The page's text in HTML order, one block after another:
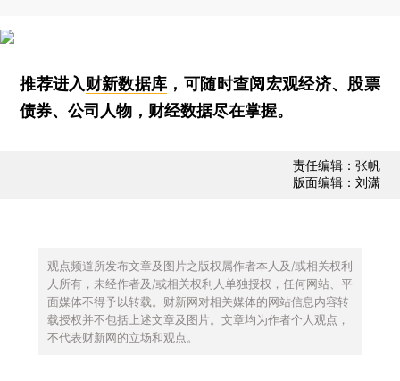
推荐进入财新数据库 ，可随时查阅宏观经济、股票
债券、公司人物，财经数据尽在掌握。
责任编辑：张帆
版面编辑：刘潇
观点频道所发布文章及图片之版权属作者本人及/或相关权利
人所有，未经作者及/或相关权利人单独授权，任何网站、平
面媒体不得予以转载。财新网对相关媒体的网站信息内容转
载授权并不包括上述文章及图片。文章均为作者个人观点，
不代表财新网的立场和观点。